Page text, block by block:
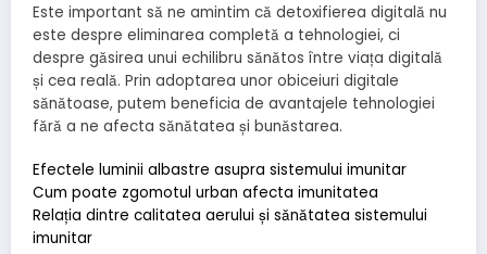
Este important să ne amintim că detoxifierea digitală nu
este despre eliminarea completă a tehnologiei, ci
despre găsirea unui echilibru sănătos între viața digitală
și cea reală. Prin adoptarea unor obiceiuri digitale
sănătoase, putem beneficia de avantajele tehnologiei
fără a ne afecta sănătatea și bunăstarea.
Efectele luminii albastre asupra sistemului imunitar
Cum poate zgomotul urban afecta imunitatea
Relația dintre calitatea aerului și sănătatea sistemului
imunitar